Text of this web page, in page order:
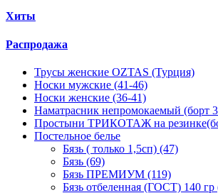
Хиты
Распродажа
Трусы женские OZTAS (Турция)
Носки мужские (41-46)
Носки женские (36-41)
Наматрасник непромокаемый (борт
Простыни ТРИКОТАЖ на
Постельное белье
Бязь ( только 1,5сп) (47)
Бязь (69)
Бязь ПРЕМИУМ (119)
Бязь отбеленная (ГОСТ) 140 гр